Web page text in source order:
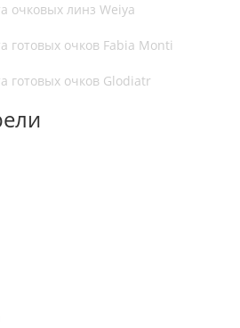
очковых линз Weiya
готовых очков Fabia Monti
готовых очков Glodiatr